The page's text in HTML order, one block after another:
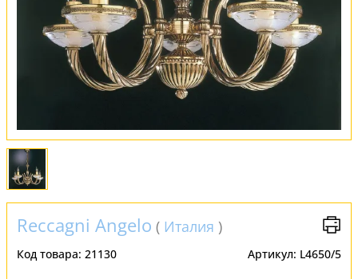
Отзывы
Reccagni Angelo ( Италия )
Код товара: 21130 Артикул: L4650/5